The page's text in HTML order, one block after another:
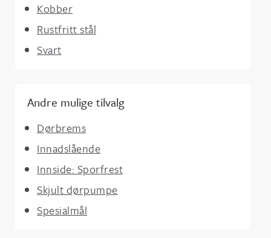
Kobber
Rustfritt stål
Svart
Andre mulige tilvalg
Dørbrems
Innadslående
Innside: Sporfrest
Skjult dørpumpe
Spesialmål